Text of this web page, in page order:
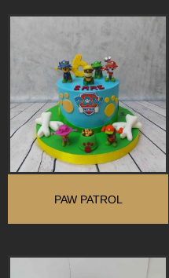
PAW PATROL